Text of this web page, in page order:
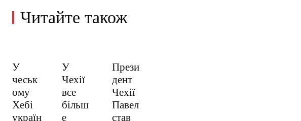
Читайте також
У
чеськ
ому
Хебі
україн
У
Чехії
все
більш
е
Прези
дент
Чехії
Павел
став